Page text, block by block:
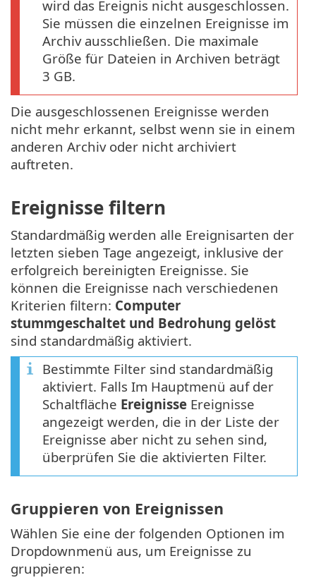
wird das Ereignis nicht ausgeschlossen.
Sie müssen die einzelnen Ereignisse im
Archiv ausschließen. Die maximale
Größe für Dateien in Archiven beträgt
3 GB.
Die ausgeschlossenen Ereignisse werden
nicht mehr erkannt, selbst wenn sie in einem
anderen Archiv oder nicht archiviert
auftreten.
Ereignisse filtern
Standardmäßig werden alle Ereignisarten der
letzten sieben Tage angezeigt, inklusive der
erfolgreich bereinigten Ereignisse. Sie
können die Ereignisse nach verschiedenen
Kriterien filtern: Computer
stummgeschaltet und Bedrohung gelöst
sind standardmäßig aktiviert.
Bestimmte Filter sind standardmäßig
aktiviert. Falls Im Hauptmenü auf der
Schaltfläche Ereignisse Ereignisse
angezeigt werden, die in der Liste der
Ereignisse aber nicht zu sehen sind,
überprüfen Sie die aktivierten Filter.
Gruppieren von Ereignissen
Wählen Sie eine der folgenden Optionen im
Dropdownmenü aus, um Ereignisse zu
gruppieren: